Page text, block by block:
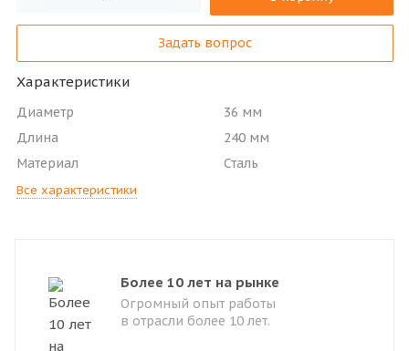
Задать вопрос
Характеристики
Диаметр
36 мм
Длина
240 мм
Материал
Сталь
Все характеристики
Более 10 лет на рынке
Огромный опыт работы
в отрасли более 10 лет.